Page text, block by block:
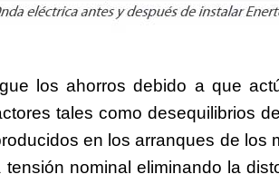
los ahorros debido a que
tales como desequilibrios
en los arranques de los
nominal eliminando la